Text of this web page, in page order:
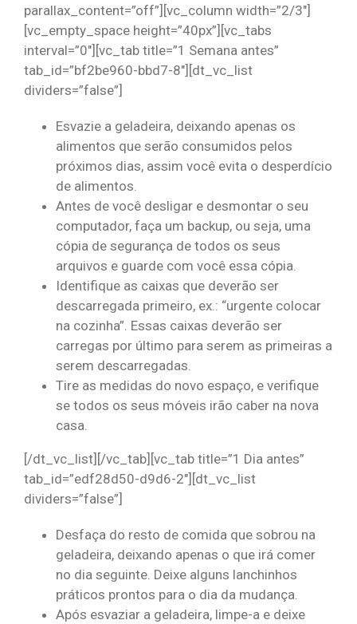
parallax_content=”off”][vc_column width=”2/3″]
[vc_empty_space height=”40px”][vc_tabs
interval=”0″][vc_tab title=”1 Semana antes”
tab_id=”bf2be960-bbd7-8″][dt_vc_list
dividers=”false”]
Esvazie a geladeira, deixando apenas os
alimentos que serão consumidos pelos
próximos dias, assim você evita o desperdício
de alimentos.
Antes de você desligar e desmontar o seu
computador, faça um backup, ou seja, uma
cópia de segurança de todos os seus
arquivos e guarde com você essa cópia.
Identifique as caixas que deverão ser
descarregada primeiro, ex.: “urgente colocar
na cozinha”. Essas caixas deverão ser
carregas por último para serem as primeiras a
serem descarregadas.
Tire as medidas do novo espaço, e verifique
se todos os seus móveis irão caber na nova
casa.
[/dt_vc_list][/vc_tab][vc_tab title=”1 Dia antes”
tab_id=”edf28d50-d9d6-2″][dt_vc_list
dividers=”false”]
Desfaça do resto de comida que sobrou na
geladeira, deixando apenas o que irá comer
no dia seguinte. Deixe alguns lanchinhos
práticos prontos para o dia da mudança.
Após esvaziar a geladeira, limpe-a e deixe